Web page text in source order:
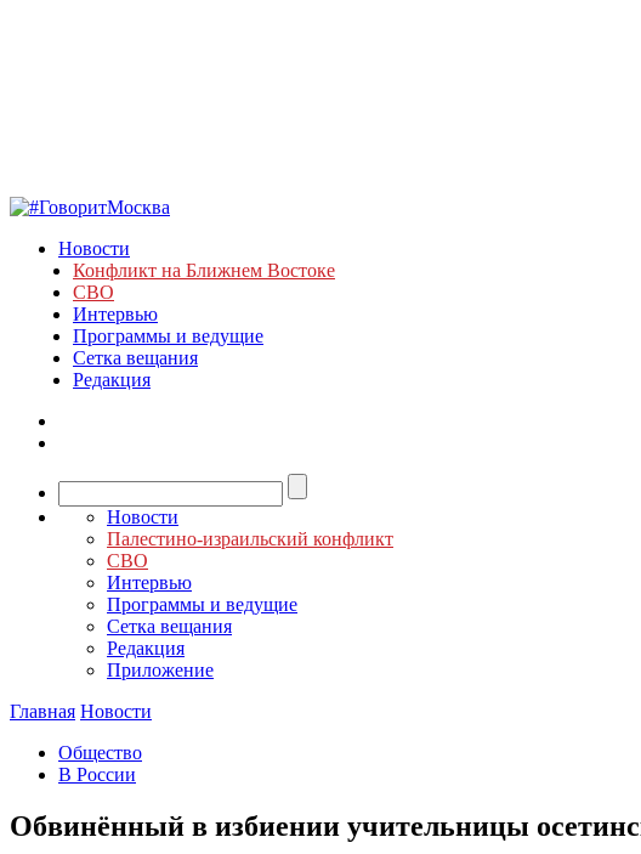
Новости
Конфликт на Ближнем Востоке
СВО
Интервью
Программы и ведущие
Сетка вещания
Редакция
Новости
Палестино-израильский конфликт
СВО
Интервью
Программы и ведущие
Сетка вещания
Редакция
Приложение
Главная Новости
Общество
В России
Обвинённый в избиении учительницы